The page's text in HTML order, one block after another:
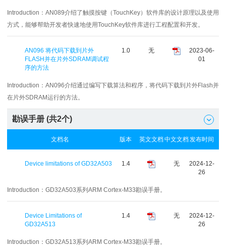
Introduction： AN089介绍了触摸按键（TouchKey）软件库的设计原理以及使用
方式，能够帮助开发者快速地使用TouchKey软件库进行工程配置和开发。
AN096 将代码下载到片外
FLASH并在片外SDRAM调试程
序的方法
1.0 无
2023-06-
01
Introduction： AN096介绍通过编写下载算法和程序，将代码下载到片外Flash并
在片外SDRAM运行的方法。
勘误手册 (共2个) 
文档名 版本 英文文档中文文档发布时间
Device limitations of GD32A503 1.4 无
2024-12-
26
Introduction： GD32A503系列ARM Cortex-M33勘误手册。
Device Limitations of
GD32A513
1.4 无
2024-12-
26
Introduction： GD32A513系列ARM Cortex-M33勘误手册。